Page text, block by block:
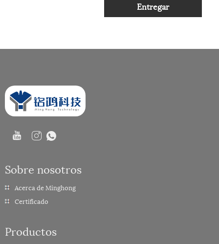
Sobre nosotros
Acerca de Minghong
Certificado
Productos